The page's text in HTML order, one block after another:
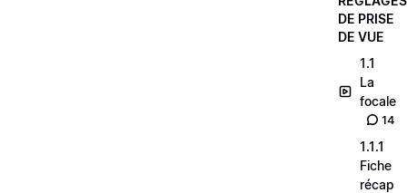
DE PRISE
DE VUE
1.1
La
focale
14
1.1.1
Fiche
récap